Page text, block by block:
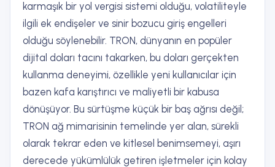
karmaşık bir yol vergisi sistemi olduğu, volatiliteyle
ilgili ek endişeler ve sinir bozucu giriş engelleri
olduğu söylenebilir. TRON, dünyanın en popüler
dijital doları tacını takarken, bu doları gerçekten
kullanma deneyimi, özellikle yeni kullanıcılar için
bazen kafa karıştırıcı ve maliyetli bir kabusa
dönüşüyor. Bu sürtüşme küçük bir baş ağrısı değil;
TRON ağ mimarisinin temelinde yer alan, sürekli
olarak tekrar eden ve kitlesel benimsemeyi, aşırı
derecede yükümlülük getiren işletmeler için kolay